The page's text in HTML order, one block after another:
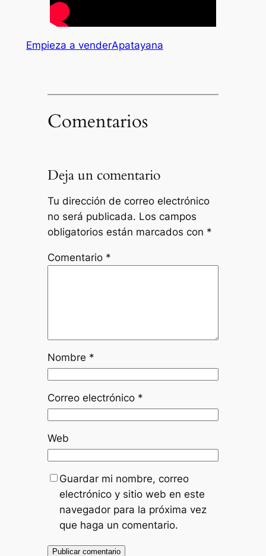
Empieza a venderApatayana
Comentarios
Deja un comentario
Tu dirección de correo electrónico
no será publicada. Los campos
obligatorios están marcados con *
Comentario *
Nombre *
Correo electrónico *
Web
Guardar mi nombre, correo
electrónico y sitio web en este
navegador para la próxima vez
que haga un comentario.